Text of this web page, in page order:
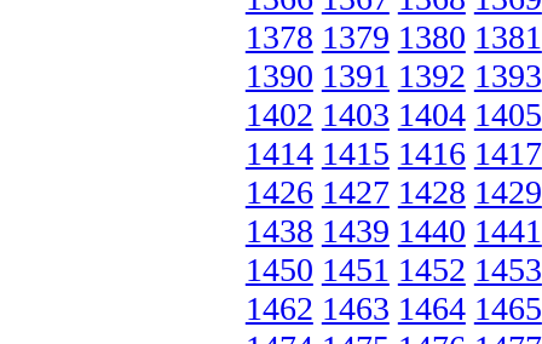
1378 1379 1380 1381
1390 1391 1392 1393
1402 1403 1404 1405
1414 1415 1416 1417
1426 1427 1428 1429
1438 1439 1440 1441
1450 1451 1452 1453
1462 1463 1464 1465